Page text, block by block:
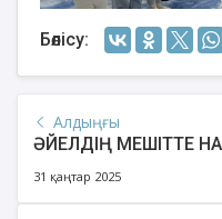
Бөлісу:
Алдыңғы
ӘЙЕЛДІҢ МЕШІТТЕ
31 қаңтар 2025